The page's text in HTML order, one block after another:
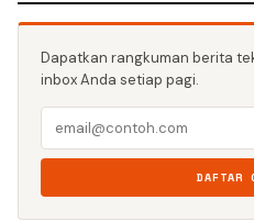
Dapatkan rangkuman berita
inbox Anda setiap pagi.
DAFTAR